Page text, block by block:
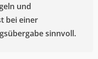
und
bei einer
sinnvoll.